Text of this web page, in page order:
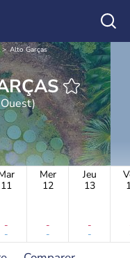
Alto Garças
GARÇAS
11
-
-
Mer
12
-
-
Jeu
13
-
-